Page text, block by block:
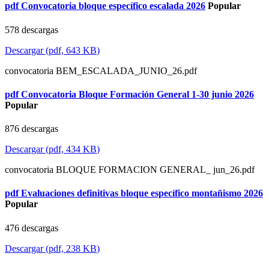
pdf Convocatoria bloque específico escalada 2026 Popular
578 descargas
Descargar(pdf, 643 KB)
convocatoria BEM_ESCALADA_JUNIO_26.pdf
pdf Convocatoria Bloque Formación General 1-30 junio 2026
Popular
876 descargas
Descargar(pdf, 434 KB)
convocatoria BLOQUE FORMACION GENERAL_ jun_26.pdf
pdf Evaluaciones definitivas bloque específico montañismo 2026
Popular
476 descargas
Descargar(pdf, 238 KB)